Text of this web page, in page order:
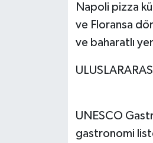
Napoli pizza
ve Floransa
ve baharatlı
UNESCO
gastronomi